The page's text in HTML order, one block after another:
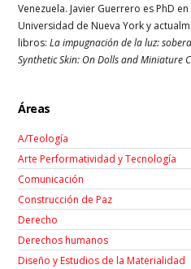
Venezuela. Javier Guerrero es PhD
Universidad de Nueva York y
libros:La impugnación de la luz:
Synthetic Skin: On Dolls and Miniature
Áreas
A/Teología
Arte Performatividad y Tecnología
Comunicación
Construcción de Paz
Derecho
Derechos humanos
Diseño y Estudios de la Materialidad